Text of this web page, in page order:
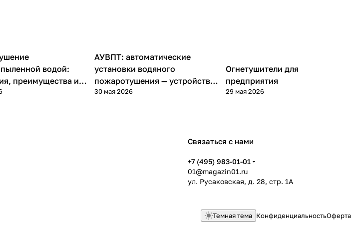
статьи
водой:
преимущества и
Полезные статьи
30 мая 2026
АУВПТ: автоматические
установки водяного
пожаротушения — устройство,
виды и применение
29 мая 2026
Огнетушители для
предприятия
Связаться с нами
+7 (495) 983-01-01
01@magazin01.ru
ул. Русаковская, д. 28, стр. 1А
Темная тема КонфиденциальностьОферта